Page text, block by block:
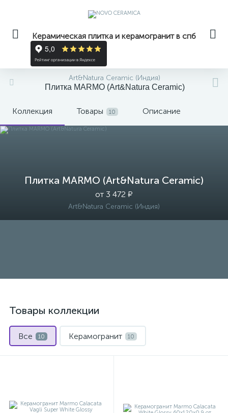
Керамическая плитка и керамогранит в спб
Art&Natura Ceramic (Индия)
Плитка MARMO (Art&Natura Ceramic)
Коллекция Товары 10 Описание
Плитка MARMO (Art&Natura Ceramic)
от 3 472 ₽
Art&Natura Ceramic (Индия)
Товары коллекции
Все 10 Керамогранит 10